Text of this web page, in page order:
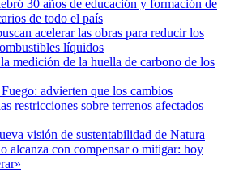
30 años de educación y formación de
de todo el país
acelerar las obras para reducir los
líquidos
medición de la huella de carbono de los
advierten que los cambios
restricciones sobre terrenos afectados
visión de sustentabilidad de Natura
alcanza con compensar o mitigar: hoy